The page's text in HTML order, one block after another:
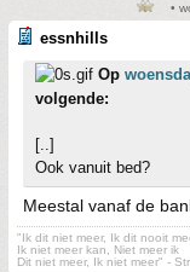
•
essnhills
Op
volgende:
[..]
Ook vanuit bed?
Meestal vanaf de
"Ik dit niet meer, Ik dit nooit
Ik niet meer kan, Niet meer ik
Dit niet meer, Ik niet meer" -